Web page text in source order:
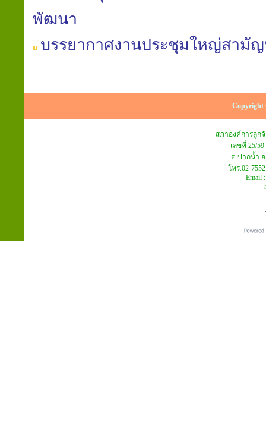
พัฒนา
บรรยากาศงานประชุมใหญ่สามัญ
Copyright
สภาองค์การลูก
เลขที่ 25/
ต.ปากน้ำ อ
โทร.02-
Email